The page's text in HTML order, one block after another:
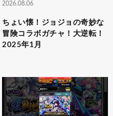
2026.08.06
ちょい懐！ジョジョの奇妙な
冒険コラボガチャ！大逆転！
2025年1月